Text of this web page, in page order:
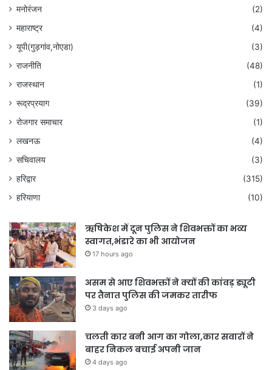
मनोरंजन
(2)
महाराष्ट्र
(4)
यूपी(गुड़गांव,नोएडा)
(3)
राजनीति
(48)
राजस्थान
(1)
रूद्रप्रयाग
(39)
रोजगार समाचार
(1)
लखनऊ
(4)
सचिवालय
(3)
हरिद्वार
(315)
हरियाणा
(10)
ऋषिकेश में दून पुलिस ने शिवभक्तों का भव्य
स्वागत,भंडारे का भी आयोजन
17 hours ago
असम से आए शिवभक्तों ने क्यों की कांवड़ ड्यूटी
पर तैनात पुलिस की जमकर तारीफ
3 days ago
चलती कार बनी आग का गोला,कार सवारों ने
बाहर निकल बचाई अपनी जान
4 days ago